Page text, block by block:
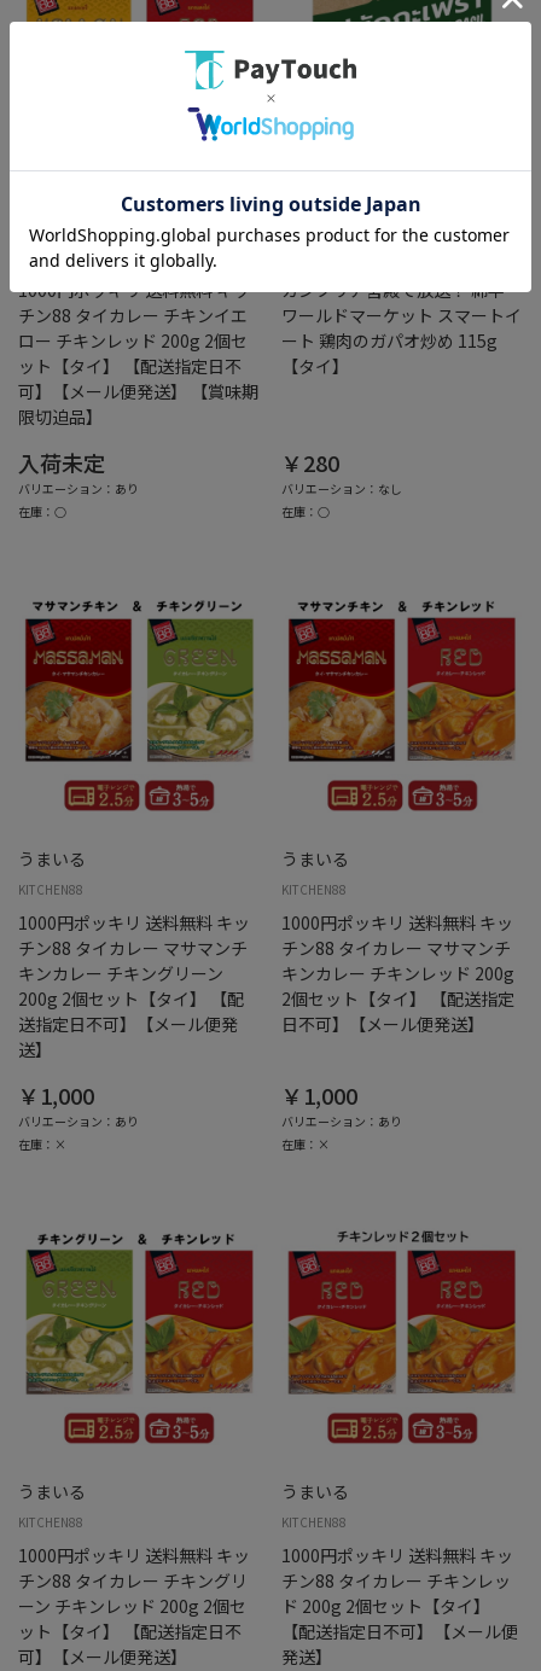
うまいる
KITCHEN88
1000円ポッキリ 送料無料 キッ
チン88 タイカレー チキンイエ
ロー チキンレッド 200g 2個セ
ット【タイ】 【配送指定日不
可】【メール便発送】 【賞味期
限切迫品】
入荷未定
バリエーション：あり
在庫：○
うまいる
カンブリア宮殿で放送！ 綿半
ワールドマーケット スマートイ
ート 鶏肉のガパオ炒め 115g
【タイ】
￥280
バリエーション：なし
在庫：○
うまいる
KITCHEN88
1000円ポッキリ 送料無料 キッ
チン88 タイカレー マサマンチ
キンカレー チキングリーン
200g 2個セット【タイ】 【配
送指定日不可】【メール便発
送】
￥1,000
バリエーション：あり
在庫：×
うまいる
KITCHEN88
1000円ポッキリ 送料無料 キッ
チン88 タイカレー マサマンチ
キンカレー チキンレッド 200g
2個セット【タイ】 【配送指定
日不可】【メール便発送】
￥1,000
バリエーション：あり
在庫：×
うまいる
KITCHEN88
1000円ポッキリ 送料無料 キッ
チン88 タイカレー チキングリ
ーン チキンレッド 200g 2個セ
ット【タイ】 【配送指定日不
可】【メール便発送】
うまいる
KITCHEN88
1000円ポッキリ 送料無料 キッ
チン88 タイカレー チキンレッ
ド 200g 2個セット【タイ】
【配送指定日不可】【メール便
発送】